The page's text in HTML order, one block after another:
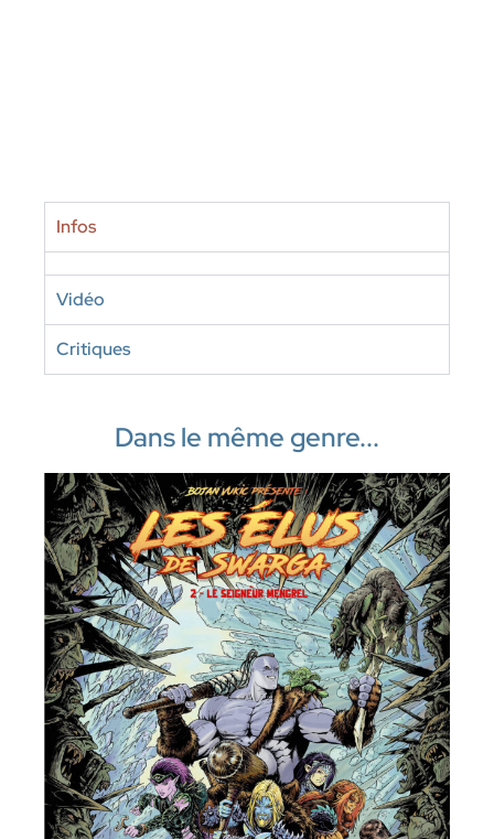
Infos
Vidéo
Critiques
Dans le même genre...